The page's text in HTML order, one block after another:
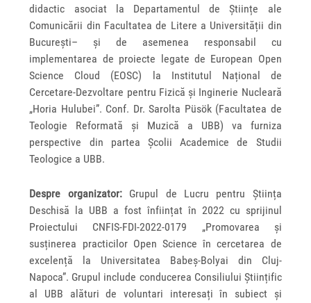
didactic asociat la Departamentul de Științe ale
Comunicării din Facultatea de Litere a Universității din
București– și de asemenea responsabil cu
implementarea de proiecte legate de European Open
Science Cloud (EOSC) la Institutul Național de
Cercetare-Dezvoltare pentru Fizică și Inginerie Nucleară
„Horia Hulubei”. Conf. Dr. Sarolta Püsök (Facultatea de
Teologie Reformată și Muzică a UBB) va furniza
perspective din partea Școlii Academice de Studii
Teologice a UBB.
Despre organizator:Grupul de Lucru pentru Știința
Deschisă la UBB a fost înființat în 2022 cu sprijinul
Proiectului CNFIS-FDI-2022-0179 „Promovarea și
susținerea practicilor Open Science în cercetarea de
excelență la Universitatea Babeș-Bolyai din Cluj-
Napoca”. Grupul include conducerea Consiliului Științific
al UBB alături de voluntari interesați în subiect și